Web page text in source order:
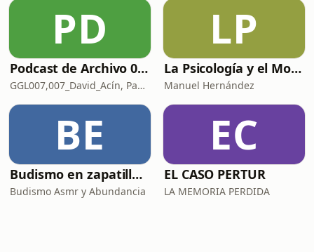
PD
Podcast de Archivo 007
GGL007,007_David_Acín, Pablo_Ortega, 58, AlbertoBond y Claalc
LP
La Psicología y el Modelo Parcuve®
Manuel Hernández
BE
Budismo en zapatillas, El budismo sin sermones
Budismo Asmr y Abundancia
EC
EL CASO PERTUR
LA MEMORIA PERDIDA